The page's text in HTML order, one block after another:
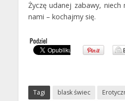
Życzę udanej zabawy, niech
nami – kochajmy się.
Tagi blask świec